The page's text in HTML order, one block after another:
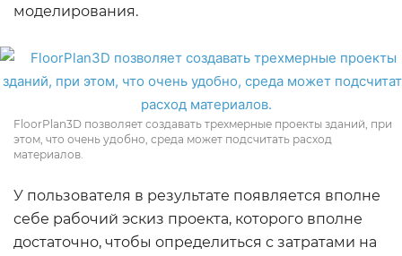
моделирования.
FloorPlan3D позволяет создавать трехмерные проекты зданий, при
этом, что очень удобно, среда может подсчитать расход
материалов.
У пользователя в результате появляется вполне
себе рабочий эскиз проекта, которого вполне
достаточно, чтобы определиться с затратами на